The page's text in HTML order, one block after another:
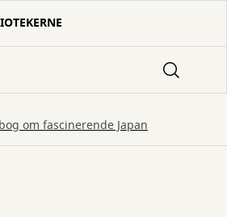
om fascinerende Japan